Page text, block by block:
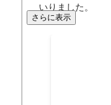
いりました。
さらに表示